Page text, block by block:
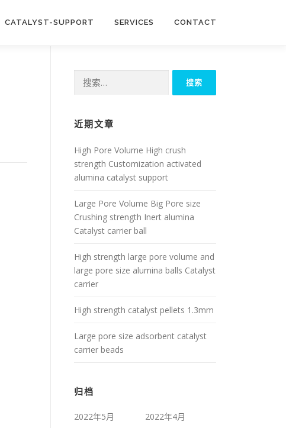
CATALYST-SUPPORT SERVICES CONTACT
索：
近期文章
High Pore Volume High crush
strength Customization activated
alumina catalyst support
Large Pore Volume Big Pore size
Crushing strength Inert alumina
Catalyst carrier ball
High strength large pore volume and
large pore size alumina balls Catalyst
carrier
High strength catalyst pellets 1.3mm
Large pore size adsorbent catalyst
carrier beads
归档
2022年5月
2022年4月